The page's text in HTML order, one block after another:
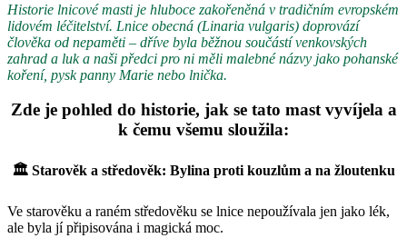
Historie lnicové masti je hluboce zakořeněná v tradičním evropském
lidovém léčitelství. Lnice obecná (Linaria vulgaris) doprovází
člověka od nepaměti – dříve byla běžnou součástí venkovských
zahrad a luk a naši předci pro ni měli malebné názvy jako pohanské
koření, pysk panny Marie nebo lnička.
Zde je pohled do historie, jak se tato mast vyvíjela a
k čemu všemu sloužila:
🏛️ Starověk a středověk: Bylina proti kouzlům a na žloutenku
Ve starověku a raném středověku se lnice nepoužívala jen jako lék,
ale byla jí připisována i magická moc.